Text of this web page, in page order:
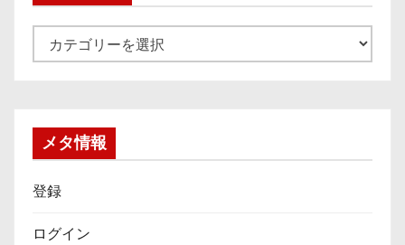
テ
メタ情報
登録
ログイン